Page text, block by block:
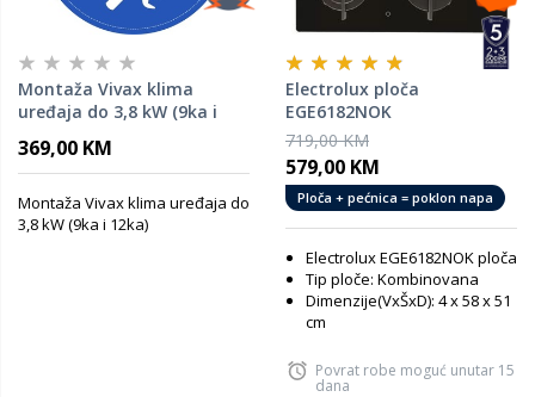
Montaža Vivax klima
uređaja do 3,8 kW (9ka i
369,00 KM
Montaža Vivax klima uređaja do
3,8 kW (9ka i 12ka)
Electrolux ploča
EGE6182NOK
719,00 KM
579,00 KM
Ploča + pećnica = poklon napa
ElectroluxEGE6182NOK ploča
Tip ploče: Kombinovana
Dimenzije(VxŠxD): 4 x 58 x 51
cm
Povrat robe moguć unutar 15
dana